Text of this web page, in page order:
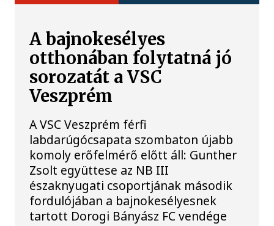
A bajnokesélyes
otthonában folytatná jó
sorozatát a VSC
Veszprém
A VSC Veszprém férfi
labdarúgócsapata szombaton újabb
komoly erőfelmérő előtt áll: Gunther
Zsolt együttese az NB III
északnyugati csoportjának második
fordulójában a bajnokesélyesnek
tartott Dorogi Bányász FC vendége